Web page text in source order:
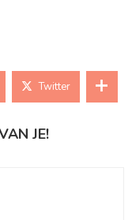
Twitter
JE!